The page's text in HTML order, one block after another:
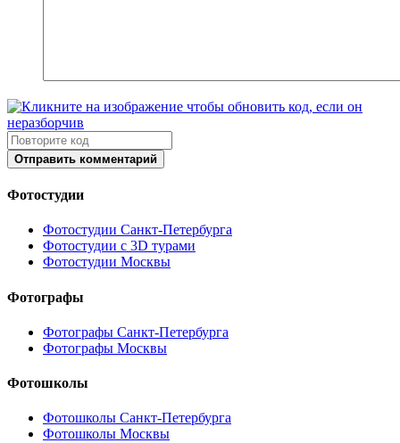
Отправить комментарий
Фотостудии
Фотостудии Санкт-Петербурга
Фотостудии с 3D турами
Фотостудии Москвы
Фотографы
Фотографы Санкт-Петербурга
Фотографы Москвы
Фотошколы
Фотошколы Санкт-Петербурга
Фотошколы Москвы